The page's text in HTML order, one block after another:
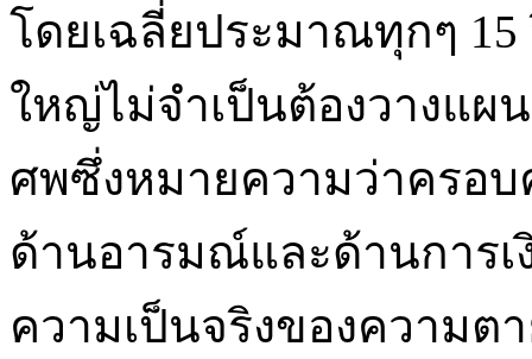
โดยเฉลี่ยประมาณทุกๆ
ใหญ่ไม่จำเป็นต้องวางแผ
ศพซึ่งหมายความว่าครอบ
ด้านอารมณ์และด้านการ
ความเป็นจริงของความต